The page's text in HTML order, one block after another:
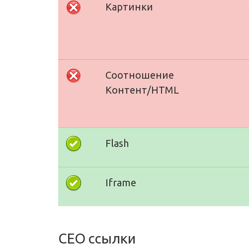
Картинки
Соотношение
Контент/HTML
Flash
Iframe
СЕО ссылки